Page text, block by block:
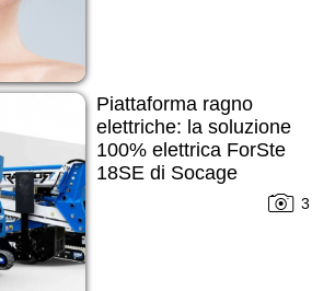
Piattaforma ragno
elettriche: la soluzione
100% elettrica ForSte
18SE di Socage
3